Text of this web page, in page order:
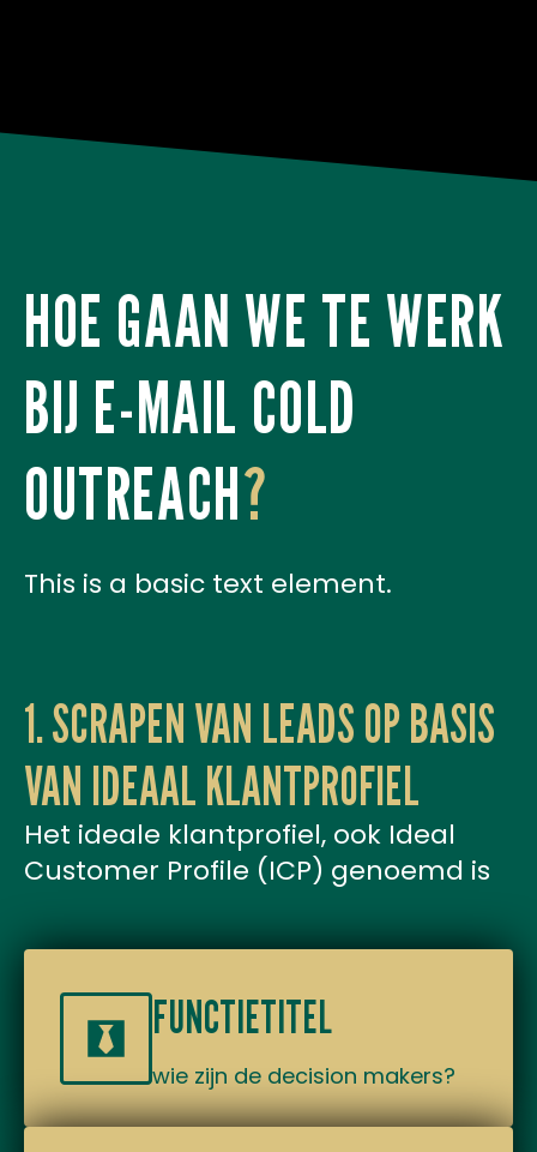
HOE GAAN WE TE WERK
BIJ E-MAIL COLD
OUTREACH?
This is a basic text element.
1. SCRAPEN VAN LEADS OP BASIS
VAN IDEAAL KLANTPROFIEL
Het ideale klantprofiel, ook Ideal
Customer Profile (ICP) genoemd is
FUNCTIETITEL
wie zijn de decision makers?